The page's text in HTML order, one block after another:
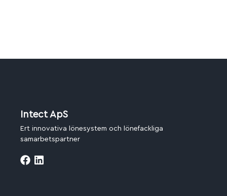
Intect ApS
Ert innovativa lönesystem och lönefackliga
samarbetspartner